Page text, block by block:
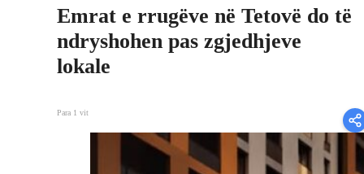
Emrat e rrugëve në Tetovë do të
ndryshohen pas zgjedhjeve
lokale
Para 1 vit